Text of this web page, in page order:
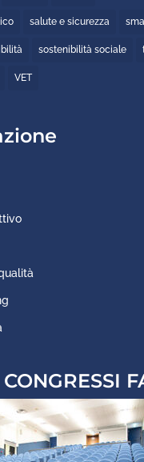
salute e sicurezza
sostenibilità sociale
VET